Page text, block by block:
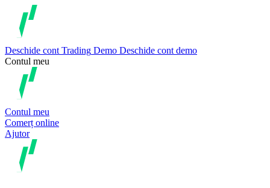
Deschide cont Trading Demo Deschide cont demo
Contul meu
Contul meu
Comerț online
Ajutor